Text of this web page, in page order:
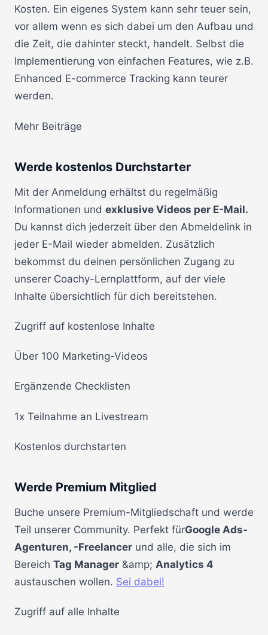
Kosten. Ein eigenes System kann sehr teuer sein,
vor allem wenn es sich dabei um den Aufbau und
die Zeit, die dahinter steckt, handelt. Selbst die
Implementierung von einfachen Features, wie z.B.
Enhanced E-commerce Tracking kann teurer
werden.
Mehr Beiträge
Werde kostenlos Durchstarter
Mit der Anmeldung erhältst du regelmäßig
Informationen und exklusive Videos per E-Mail.
Du kannst dich jederzeit über den Abmeldelink in
jeder E-Mail wieder abmelden. Zusätzlich
bekommst du deinen persönlichen Zugang zu
unserer Coachy-Lernplattform, auf der viele
Inhalte übersichtlich für dich bereitstehen.
Zugriff auf kostenlose Inhalte
Über 100 Marketing-Videos
Ergänzende Checklisten
1x Teilnahme an Livestream
Kostenlos durchstarten
Werde Premium Mitglied
Buche unsere Premium-Mitgliedschaft und werde
Teil unserer Community. Perfekt fürGoogle Ads-
Agenturen, -Freelancer und alle, die sich im
Bereich Tag Manager &amp; Analytics 4
austauschen wollen. Sei dabei!
Zugriff auf alle Inhalte